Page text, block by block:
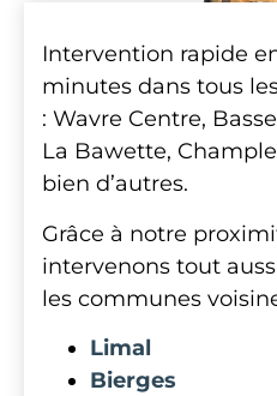
Intervention rapide
minutes dans tous
: Wavre Centre,
La Bawette,
bien d’autres.
Grâce à notre
intervenons tout
les communes
Limal
Bierges